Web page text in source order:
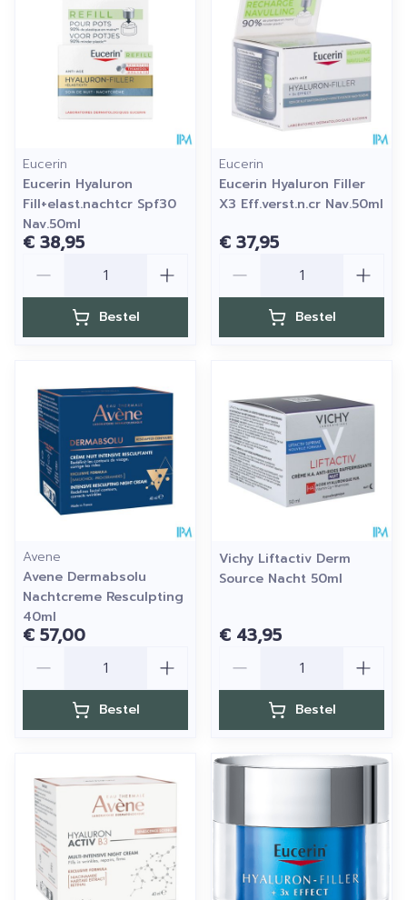
Eucerin
Eucerin Hyaluron
Fill+elast.nachtcr Spf30
Nav.50ml
€ 38,95
Bestel
Eucerin
Eucerin Hyaluron Filler
X3 Eff.verst.n.cr Nav.50ml
€ 37,95
Bestel
Avene
Avene Dermabsolu
Nachtcreme Resculpting
40ml
€ 57,00
Bestel
Vichy Liftactiv Derm
Source Nacht 50ml
€ 43,95
Bestel